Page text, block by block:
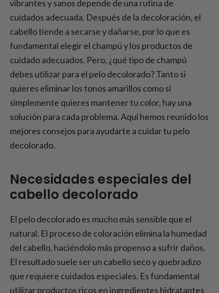
Champús anti-amarilleo
Productos para el cuidado del cabello
decolorado
Consejos para manejar correctamente el
pelo decolorado
Protección del color para cabellos
decolorados
Conclusión - ¿Qué champú es mejor para el
pelo decolorado?
vibrantes y sanos depende de una rutina de
cuidados adecuada. Después de la decoloración, el
cabello tiende a secarse y dañarse, por lo que es
fundamental elegir el champú y los productos de
cuidado adecuados. Pero, ¿qué tipo de champú
debes utilizar para el pelo decolorado? Tanto si
quieres eliminar los tonos amarillos como si
simplemente quieres mantener tu color, hay una
solución para cada problema. Aquí hemos reunido los
mejores consejos para ayudarte a cuidar tu pelo
decolorado.
Necesidades especiales del
cabello decolorado
El pelo decolorado es mucho más sensible que el
natural. El proceso de coloración elimina la humedad
del cabello, haciéndolo más propenso a sufrir daños.
El resultado suele ser un cabello seco y quebradizo
que requiere cuidados especiales. Es fundamental
utilizar productos ricos en ingredientes hidratantes